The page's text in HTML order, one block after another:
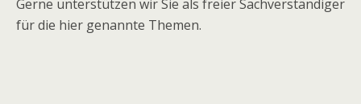
Gerne unterstützen wir Sie als freier Sachverständiger
für die hier genannte Themen.